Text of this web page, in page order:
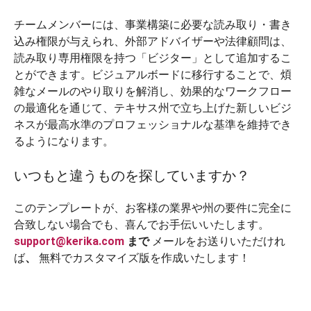
チームメンバーには、事業構築に必要な読み取り・書き
込み権限が与えられ、外部アドバイザーや法律顧問は、
読み取り専用権限を持つ「ビジター」として追加するこ
とができます。ビジュアルボードに移行することで、煩
雑なメールのやり取りを解消し、効果的なワークフロー
の最適化を通じて、テキサス州で立ち上げた新しいビジ
ネスが最高水準のプロフェッショナルな基準を維持でき
るようになります。
いつもと違うものを探していますか？
このテンプレートが、お客様の業界や州の要件に完全に
合致しない場合でも、喜んでお手伝いいたします。
support@kerika.com まで メールをお送りいただけれ
ば、 無料でカスタマイズ版を作成いたします！